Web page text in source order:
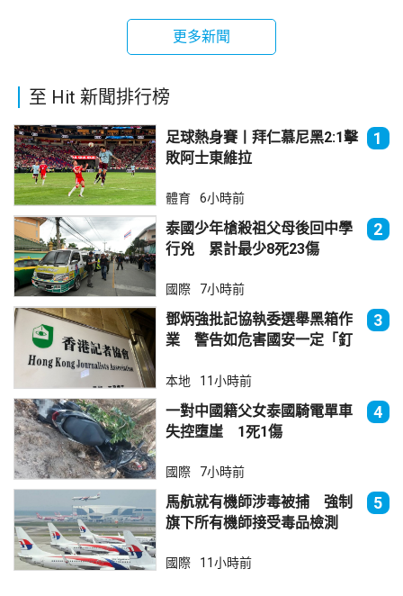
更多新聞
至 Hit 新聞排行榜
足球熱身賽丨拜仁慕尼黑2:1擊
敗阿士東維拉
1
體育 6小時前
泰國少年槍殺祖父母後回中學
行兇 累計最少8死23傷
2
國際 7小時前
鄧炳強批記協執委選舉黑箱作
業 警告如危害國安一定「釘
3
本地 11小時前
一對中國籍父女泰國騎電單車
失控墮崖 1死1傷
4
國際 7小時前
馬航就有機師涉毒被捕 強制
旗下所有機師接受毒品檢測
5
國際 11小時前